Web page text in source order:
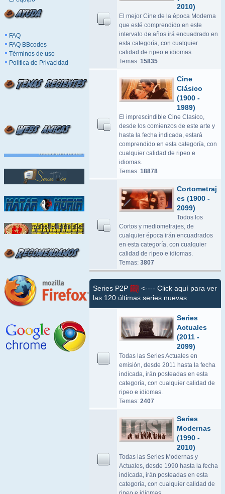
FAQ
FAQ BBcodes
Términos de uso
Política de Privacidad
2010)
El mejor Cine de la época Moderna
que esté comprendido en este
intervalo de años irá encuadrado en
esta categoría, con cualquier
calidad de ripeo e idiomas.
Temas: 15835
Cine
Clásico
(1900 -
1989)
El imprescindible Cine Clasico,
desde los comienzos de este arte y
hasta la fecha indicada, estará
comprendido en esta categoría, con
cualquier calidad de ripeo e
idiomas.
Temas: 18878
Cortometraj
es (1900 -
2099)
Todos los
Cortos y mediometrajes, de
cualquier época irán encuadrados
en esta categoría, con cualquier
calidad de ripeo e idiomas.
Temas: 3807
Series P2P
<---- Click aquí para ver
las 120 últimas series nuevas
Series
Actuales
(2011 -
2099)
Todas las Series Actuales en
emisión, desde 2011 hasta la fecha
indicada, irán posteadas en esta
categoría, con cualquier calidad de
ripeo e idiomas.
Temas: 2407
Series
Modernas
(1990 -
2010)
Todas las Series Modernas y
Actuales, desde 1990 hasta la fecha
indicada, irán posteadas en esta
categoría, con cualquier calidad de